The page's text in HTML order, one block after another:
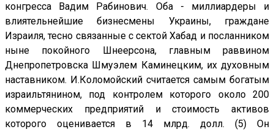
конгресса Вадим Рабинович. Оба - миллиардеры и
влиятельнейшие бизнесмены Украины, граждане
Израиля, тесно связанные с сектой Хабад и посланником
ныне покойного Шнеерсона, главным раввином
Днепропетровска Шмуэлем Каминецким, их духовным
наставником. И.Коломойский считается самым богатым
израильтянином, под контролем которого около 200
коммерческих предприятий и стоимость активов
которого оценивается в 14 млрд. долл. (5) Он